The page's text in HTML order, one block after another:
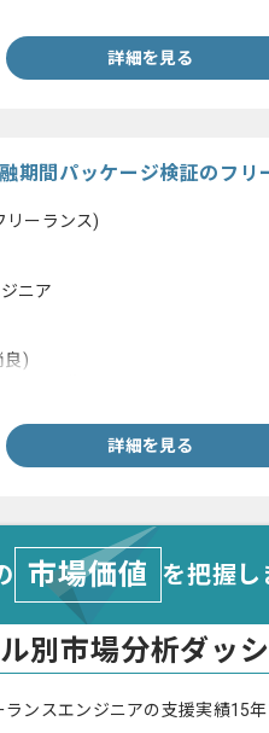
詳細を見る
期間パッケージ検証のフ
リーランス)
ニア
良)
詳細を見る
市場価値 を把握
別市場分析ダッ
ランスエンジニアの支援実績15